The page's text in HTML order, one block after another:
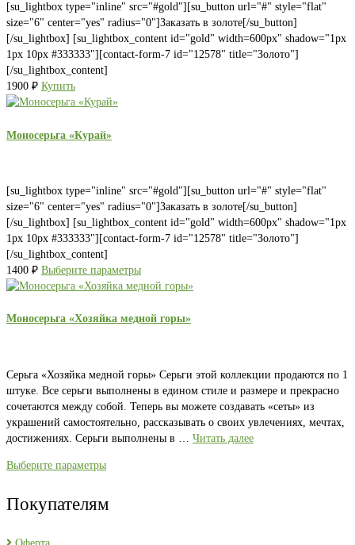
[su_lightbox type="inline" src="#gold"][su_button url="#" style="flat"
size="6" center="yes" radius="0"]Заказать в золоте[/su_button]
[/su_lightbox] [su_lightbox_content id="gold" width=600px" shadow="1px
1px 10px #333333"][contact-form-7 id="12578" title="Золото"]
[/su_lightbox_content]
1900 ₽ Купить
Моносерьга «Курай»
[su_lightbox type="inline" src="#gold"][su_button url="#" style="flat"
size="6" center="yes" radius="0"]Заказать в золоте[/su_button]
[/su_lightbox] [su_lightbox_content id="gold" width=600px" shadow="1px
1px 10px #333333"][contact-form-7 id="12578" title="Золото"]
[/su_lightbox_content]
1400 ₽ Выберите параметры
Моносерьга «Хозяйка медной горы»
Серьга «Хозяйка медной горы» Серьги этой коллекции продаются по 1
штуке. Все серьги выполнены в едином стиле и размере и прекрасно
сочетаются между собой. Теперь вы можете создавать «сеты» из
украшений самостоятельно, рассказывать о своих увлечениях, мечтах,
достижениях. Серьги выполнены в … Читать далее
Выберите параметры
Покупателям